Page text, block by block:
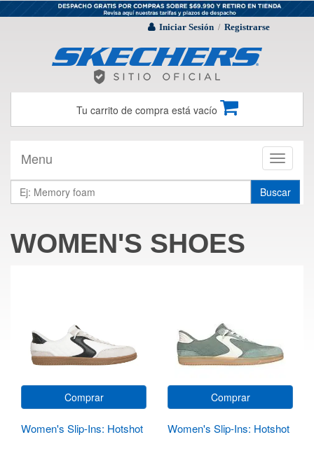
Iniciar Sesión / Registrarse
Tu carrito de compra está vacío
Toggle
Menu
Buscar
WOMEN'S SHOES
Comprar
Women's Slip-Ins: Hotshot
Comprar
Women's Slip-Ins: Hotshot